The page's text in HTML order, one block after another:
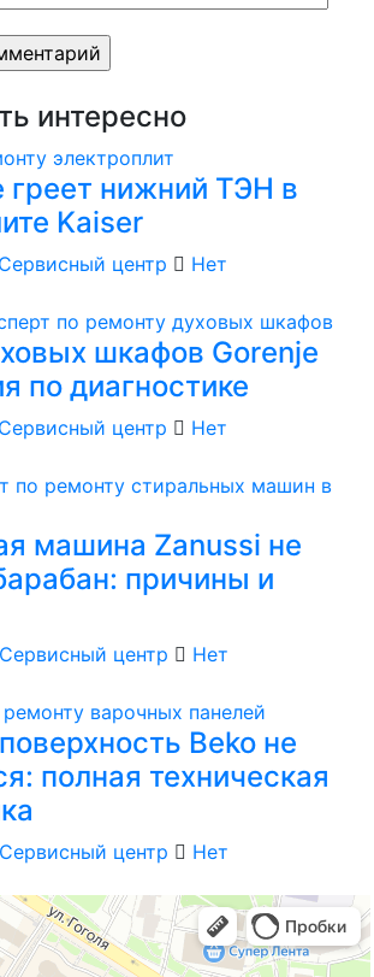
интересно
электроплит
греет нижний ТЭН в
Kaiser
Сервисный центр
Нет
по ремонту духовых шкафов
шкафов Gorenje
по диагностике
Сервисный центр
Нет
по ремонту стиральных машин в
машина Zanussi не
причины и
Сервисный центр
Нет
варочных панелей
Beko не
полная техническая
Сервисный центр
Нет